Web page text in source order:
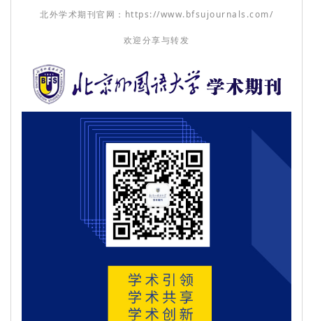
北外学术期刊官网：https://www.bfsujournals.com/
欢迎分享与转发